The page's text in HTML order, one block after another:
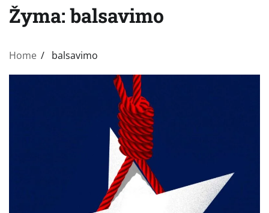
Žyma:balsavimo
Home balsavimo